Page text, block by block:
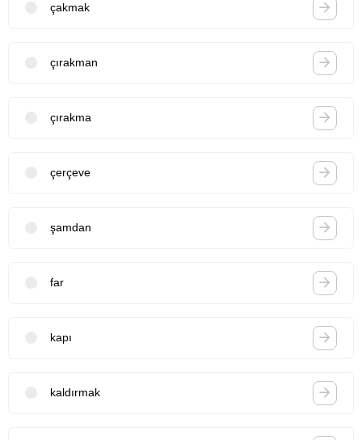
çakmak
çırakman
çırakma
çerçeve
şamdan
far
kapı
kaldırmak